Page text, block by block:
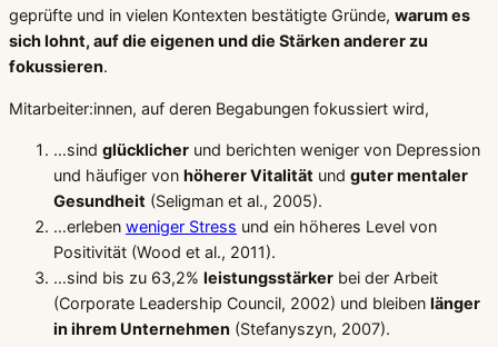
geprüfte und in vielen Kontexten bestätigte Gründe, warum es
sich lohnt, auf die eigenen und die Stärken anderer zu
fokussieren.
Mitarbeiter:innen, auf deren Begabungen fokussiert wird,
…sind glücklicher und berichten weniger von Depression
und häufiger von höherer Vitalität und guter mentaler
Gesundheit (Seligman et al., 2005).
…erleben weniger Stress und ein höheres Level von
Positivität (Wood et al., 2011).
…sind bis zu 63,2% leistungsstärker bei der Arbeit
(Corporate Leadership Council, 2002) und bleiben länger
in ihrem Unternehmen (Stefanyszyn, 2007).